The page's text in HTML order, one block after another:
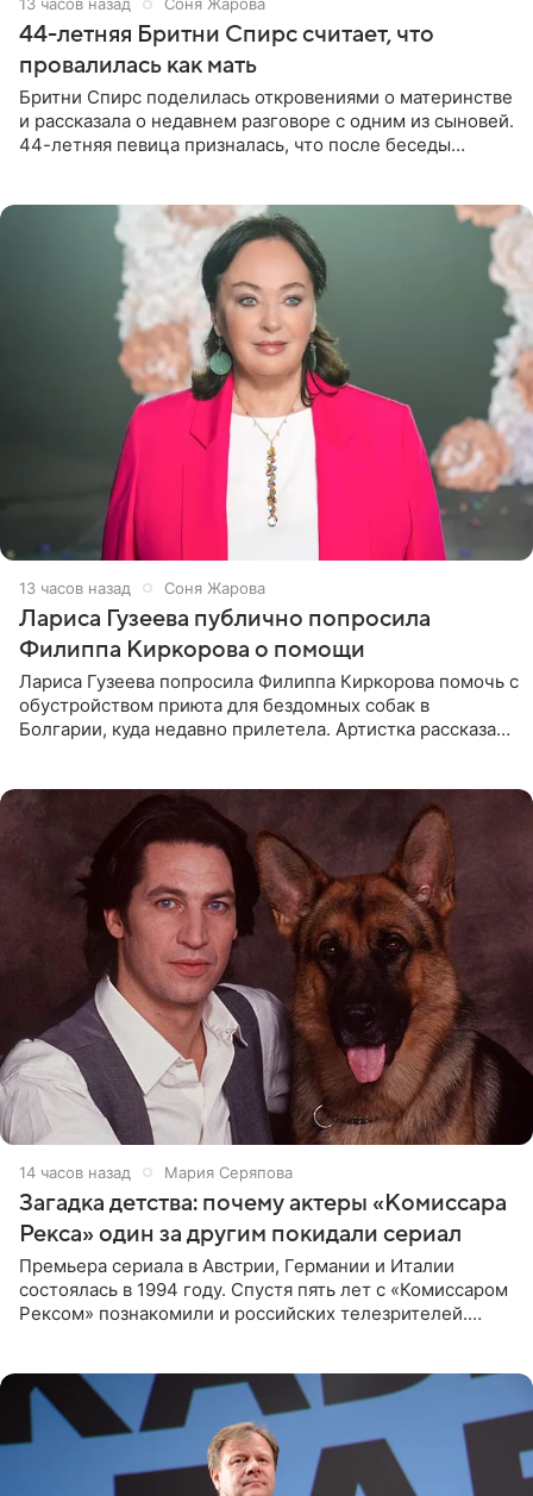
44-летняя Бритни Спирс считает, что
провалилась как мать
Бритни Спирс поделилась откровениями о материнстве
и рассказала о недавнем разговоре с одним из сыновей.
44-летняя певица призналась, что после беседы
13 часов назад Соня Жарова
Лариса Гузеева публично попросила
Филиппа Киркорова о помощи
Лариса Гузеева попросила Филиппа Киркорова помочь с
обустройством приюта для бездомных собак в
Болгарии, куда недавно прилетела. Артистка рассказала
14 часов назад Мария Серяпова
Загадка детства: почему актеры «Комиссара
Рекса» один за другим покидали сериал
Премьера сериала в Австрии, Германии и Италии
состоялась в 1994 году. Спустя пять лет с «Комиссаром
Рексом» познакомили и российских телезрителей.